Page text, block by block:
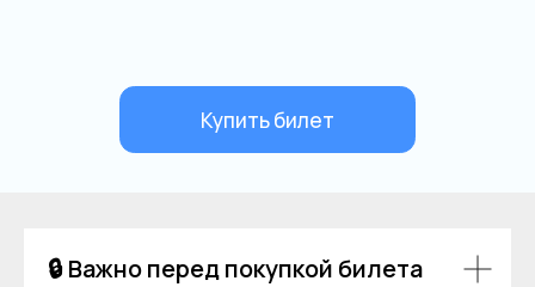
🔒 Важно перед покупкой билета